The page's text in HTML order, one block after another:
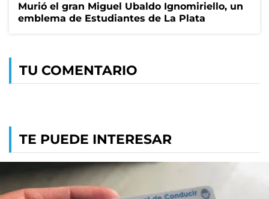
Murió el gran Miguel Ubaldo Ignomiriello, un
emblema de Estudiantes de La Plata
TU COMENTARIO
TE PUEDE INTERESAR